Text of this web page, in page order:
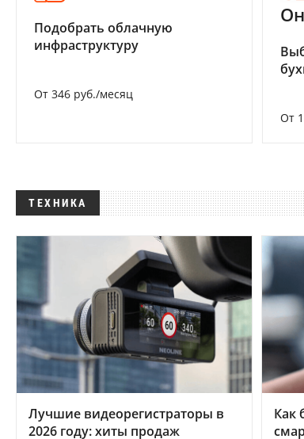
Подобрать облачную
инфраструктуру
От 346 руб./месяц
От
ТЕХНИКА
Лучшие видеорегистраторы в
2026 году: хиты продаж
Как